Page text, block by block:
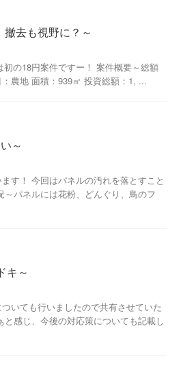
去も視野に？～
の18円案件ですー！ 案件概要～総額
農地 面積：939㎡ 投資総額：1, ...
～
す！ 今回はパネルの汚れを落とすこと
パネルには花粉、どんぐり、鳥のフ
キ～
いても行いましたので共有させていた
感じ、今後の対応策についても記載し